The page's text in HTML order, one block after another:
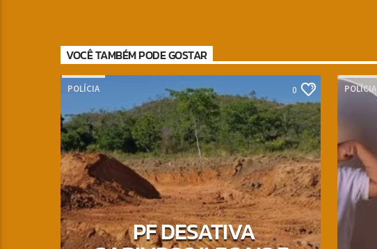
VOCÊ TAMBÉM PODE GOSTAR
POLÍCIA 0
PF DESATIVA
POLÍCIA